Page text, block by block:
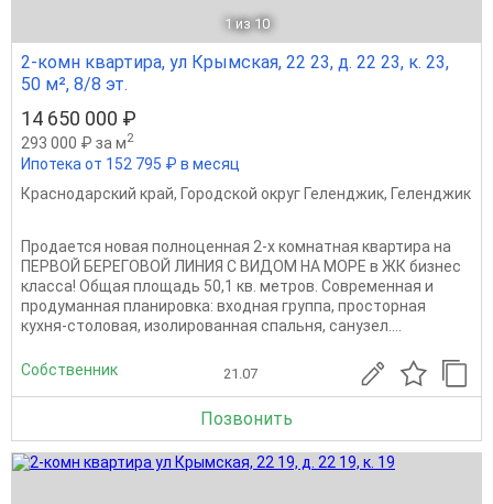
1 из 10
2-комн квартира, ул Крымская, 22 23, д. 22 23, к. 23,
50 м², 8/8 эт.
14 650 000 ₽
293 000 ₽ за м2
Ипотека от 152 795 ₽ в месяц
Краснодарский край, Городской округ Геленджик, Геленджик
Продается новая полноценная 2-х комнатная квартира на
ПЕРВОЙ БЕРЕГОВОЙ ЛИНИЯ С ВИДОМ НА МОРЕ в ЖК бизнес
класса! Общая площадь 50,1 кв. метров. Современная и
продуманная планировка: входная группа, просторная
кухня-столовая, изолированная спальня, санузел....
Собственник 21.07
Позвонить